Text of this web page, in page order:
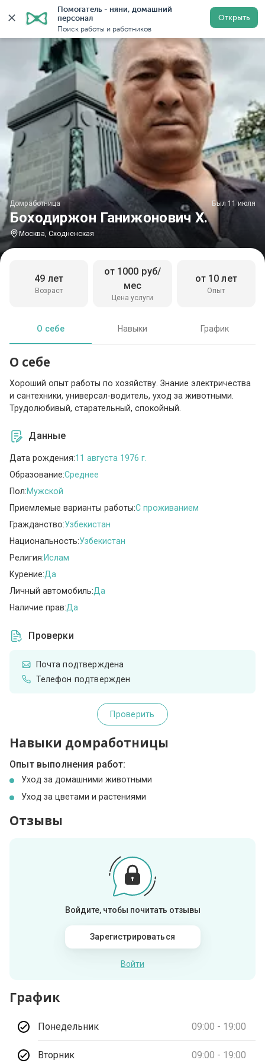
Помогатель - няни, домашний
персонал
Поиск работы и работников
Открыть
Главная Домработницы Домработницы в Москве
Боходиржон Ганижонович Х.
Домработница Был 11 июля
Москва, Сходненская
Возраст
49 лет
Цена услуги
от 1000 руб/
мес
Опыт
от 10 лет
О себе Навыки График
О себе
Хороший опыт работы по хозяйству. Знание электричества
и сантехники, универсал-водитель, уход за животными.
Трудолюбивый, старательный, спокойный.
Данные
Дата рождения:11 августа 1976 г.
Образование:Среднее
Пол:Мужской
Приемлемые варианты работы:C проживанием
Гражданство:Узбекистан
Национальность:Узбекистан
Религия:Ислам
Курение:Да
Личный автомобиль:Да
Наличие прав:Да
Проверки
Почта подтверждена
Телефон подтвержден
Проверить
Навыки домработницы
Опыт выполнения работ:
Уход за домашними животными
Уход за цветами и растениями
Отзывы
Войдите, чтобы почитать отзывы
Зарегистрироваться
Войти
График
Понедельник 09:00 - 19:00
Вторник 09:00 - 19:00